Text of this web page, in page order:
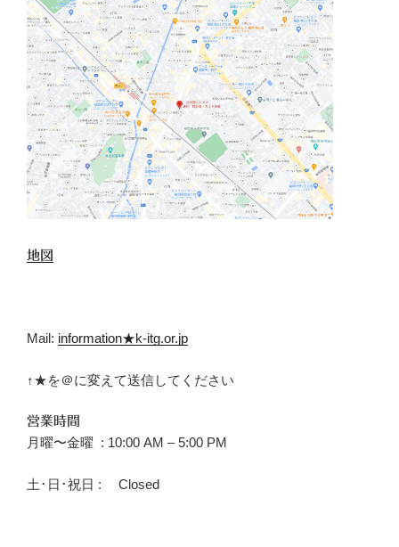
地図
Mail: information★k-itg.or.jp
↑★を＠に変えて送信してください
営業時間
月曜〜金曜 : 10:00 AM – 5:00 PM
土･日･祝日 : Closed